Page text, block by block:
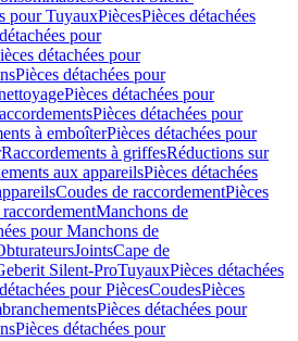
pour TuyauxPiècesPièces détachées
pour
détachées pour
Pièces détachées pour
Pièces détachées pour
Pièces détachées pour
à emboîterPièces détachées pour
Raccordements à griffesRéductions sur
aux appareilsPièces détachées
Coudes de raccordementPièces
Manchons de
pour Manchons de
JointsCape de
Silent-ProTuyauxPièces détachées
pour PiècesCoudesPièces
Pièces détachées pour
Pièces détachées pour